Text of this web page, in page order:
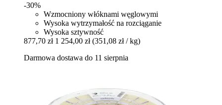
-30%
Wzmocniony włóknami węglowymi
Wysoka wytrzymałość na rozciąganie
Wysoka sztywność
877,70 zł 1 254,00 zł (351,08 zł / kg)
Darmowa dostawa do 11 sierpnia